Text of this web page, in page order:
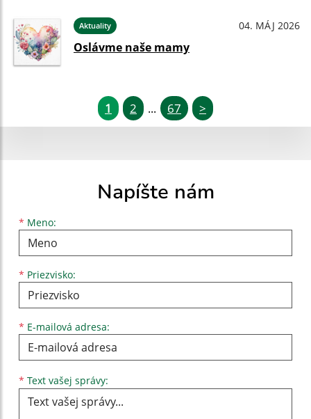
Aktuality 04. MÁJ 2026
Oslávme naše mamy
1 2 ... 67 >
Napíšte nám
* Meno:
Meno
* Priezvisko:
Priezvisko
* E-mailová adresa:
E-mailová adresa
* Text vašej správy: